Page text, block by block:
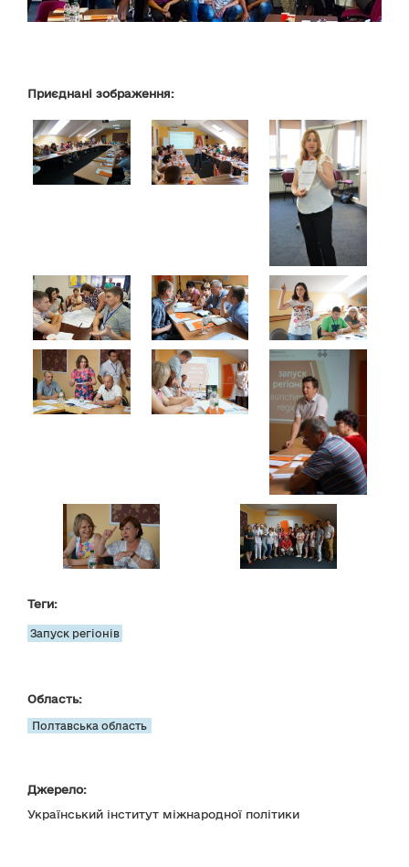
Приєднані зображення:
Теги:
Запуск регіонів
Область:
Полтавська область
Джерело:
Український інститут міжнародної політики